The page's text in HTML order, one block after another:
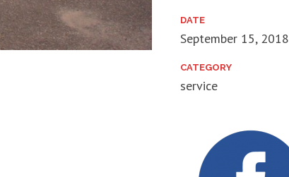
DATE
September 15, 2018
CATEGORY
service